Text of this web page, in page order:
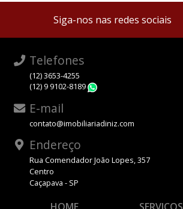
Siga-nos nas redes sociais
Telefones
(12) 3653-4255
(12) 9 9102-8189
E-mail
contato@imobiliariadiniz.com
Endereço
Rua Comendador João Lopes, 357
Centro
Caçapava - SP